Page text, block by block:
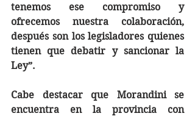
tenemos ese compromiso y
ofrecemos nuestra colaboración,
después son los legisladores quienes
tienen que debatir y sancionar la
Ley”.
Cabe destacar que Morandini se
encuentra en la provincia con